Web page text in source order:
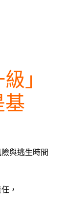
」
基
與逃生時間
，